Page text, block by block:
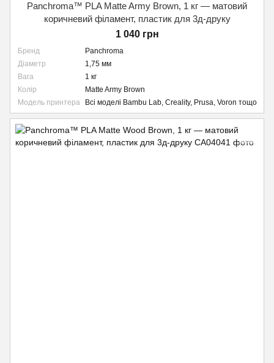
Panchroma™ PLA Matte Army Brown, 1 кг — матовий
коричневий філамент, пластик для 3д-друку
1 040 грн
Бренд
Panchroma
Діаметр
1,75 мм
Вага
1 кг
Колір
Matte Army Brown
Модель принтера
Всі моделі Bambu Lab, Creality, Prusa, Voron тощо